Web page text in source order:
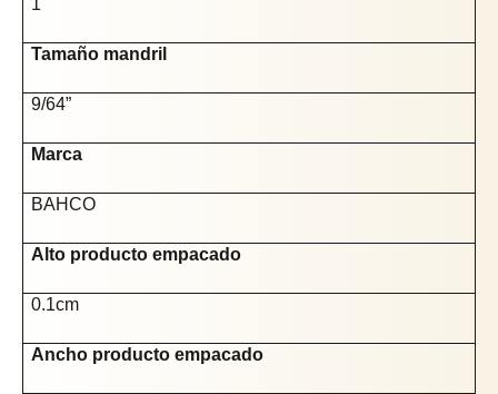
Tamaño mandril
9/64”
Marca
BAHCO
Alto producto empacado
0.1cm
Ancho producto empacado